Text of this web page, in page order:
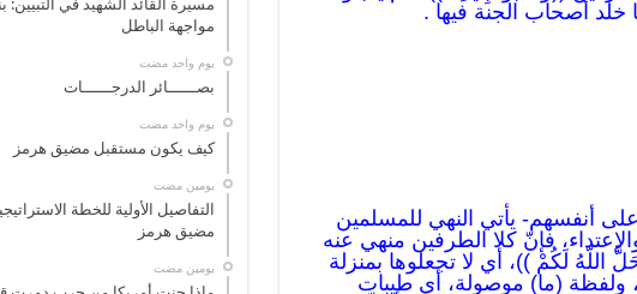
خلد أصحاب الجنة فيها .
أنفسهم- يأتي النهي للمسلمين
فإنّ كلا الطرفين منهي عنه
اللّهُ لَكُمْ ))، أي لا تجعلوها بمنزلة
ولفظة (ما) موصولة، أي طيبات
مسيرة القائد الشهيد في التبيين:
مواجهة الباطل
‏يوم واحد مضت
بصــــــائر الدرجــــــات
‏يوم واحد مضت
كيف يكون مستقبل مضيق هرمز
‏يومين مضت
التفاصيل الأولية للخطة
مضيق هرمز
‏يومين مضت